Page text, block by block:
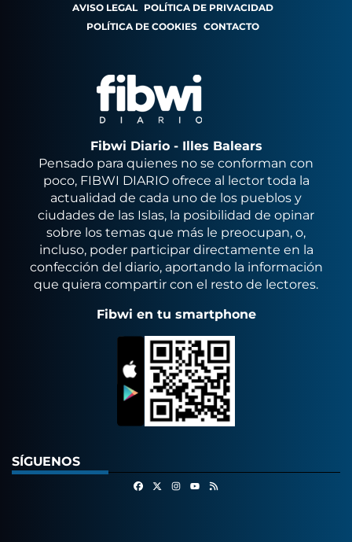
AVISO LEGAL POLÍTICA DE PRIVACIDAD
POLÍTICA DE COOKIES CONTACTO
Fibwi Diario - Illes Balears
Pensado para quienes no se conforman con
poco, FIBWI DIARIO ofrece al lector toda la
actualidad de cada uno de los pueblos y
ciudades de las Islas, la posibilidad de opinar
sobre los temas que más le preocupan, o,
incluso, poder participar directamente en la
confección del diario, aportando la información
que quiera compartir con el resto de lectores.
Fibwi en tu smartphone
SÍGUENOS
FacebookInstagram